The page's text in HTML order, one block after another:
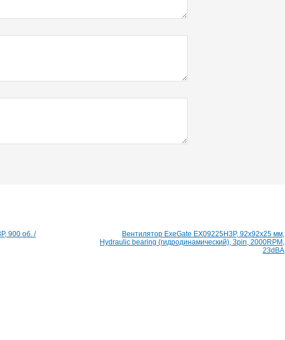
900 об. /
Вентилятор ExeGate EX09225H3P, 92x92x25 мм,
Hydraulic bearing (гидродинамический), 3pin, 2000RPM,
23dBA